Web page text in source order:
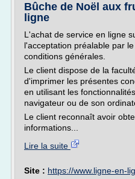
Bûche de Noël aux
ligne
L'achat de service en ligne
l'acceptation préalable par
conditions générales.
Le client dispose de la
d'imprimer les présentes
en utilisant les
navigateur ou de son
Le client reconnaît avoir
informations...
Lire la suite
Site : https://www.ligne-en-